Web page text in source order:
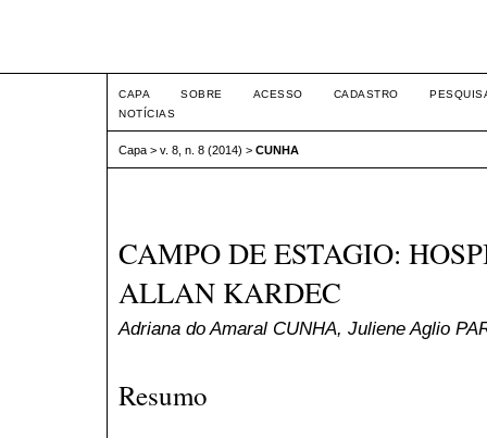
CAPA SOBRE ACESSO CADASTRO
NOTÍCIAS
Capa > v. 8, n. 8 (2014) > CUNHA
CAMPO DE ESTAGIO:
ALLAN KARDEC
Adriana do Amaral CUNHA, Juliene Aglio
Resumo